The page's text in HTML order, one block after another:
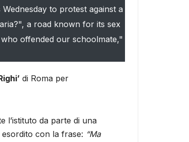
to protest against a
a road known for its sex
offended our schoolmate,"
di Roma per
l’istituto da parte di una
con la frase: “Ma